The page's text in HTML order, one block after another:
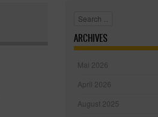
Search
ARCHIVES
Mai 2026
April 2026
August 2025